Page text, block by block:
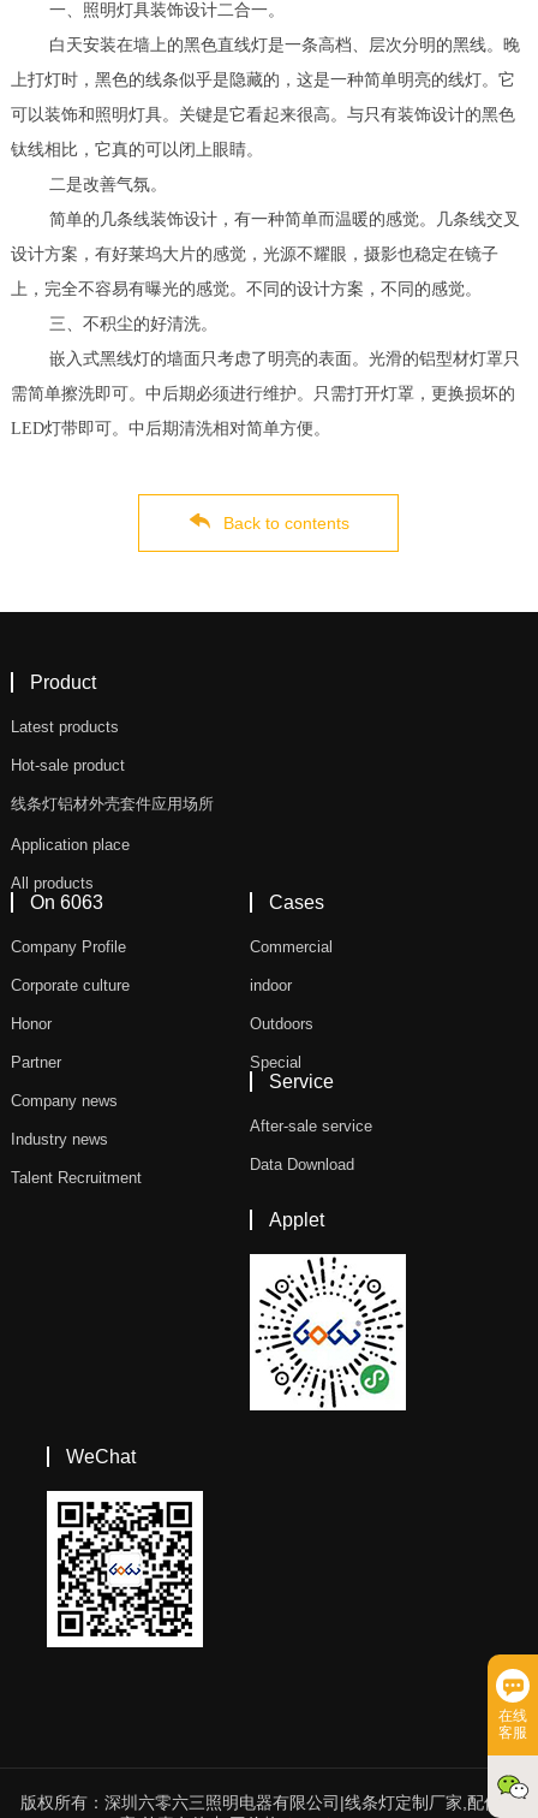
一、照明灯具装饰设计二合一。
白天安装在墙上的黑色直线灯是一条高档、层次分明的黑线。晚
上打灯时，黑色的线条似乎是隐藏的，这是一种简单明亮的线灯。它
可以装饰和照明灯具。关键是它看起来很高。与只有装饰设计的黑色
钛线相比，它真的可以闭上眼睛。
二是改善气氛。
简单的几条线装饰设计，有一种简单而温暖的感觉。几条线交叉
设计方案，有好莱坞大片的感觉，光源不耀眼，摄影也稳定在镜子
上，完全不容易有曝光的感觉。不同的设计方案，不同的感觉。
三、不积尘的好清洗。
嵌入式黑线灯的墙面只考虑了明亮的表面。光滑的铝型材灯罩只
需简单擦洗即可。中后期必须进行维护。只需打开灯罩，更换损坏的
LED灯带即可。中后期清洗相对简单方便。
Back to contents
Product
Latest products
Hot-sale product
线条灯铝材外壳套件应用场所
Application place
All products
On 6063
Company Profile
Corporate culture
Honor
Partner
Company news
Industry news
Talent Recruitment
Cases
Commercial
indoor
Outdoors
Special
Service
After-sale service
Data Download
Applet
WeChat
版权所有：深圳六零六三照明电器有限公司|线条灯定制厂家,配件供
在线
客服